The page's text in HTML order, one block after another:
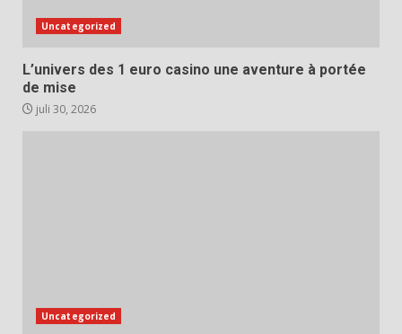
Uncategorized
L’univers des 1 euro casino une aventure à portée
de mise
juli 30, 2026
Uncategorized